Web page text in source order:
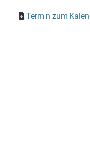
Termin zum